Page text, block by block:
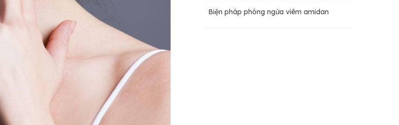
Biện pháp phòng ngừa viêm amidan